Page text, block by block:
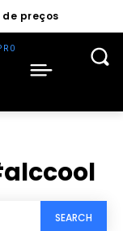
preços
SEARCH